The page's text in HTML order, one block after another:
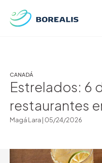
CANADÁ
Estrelados: 6
restaurantes
Magá Lara | 05/24/2026